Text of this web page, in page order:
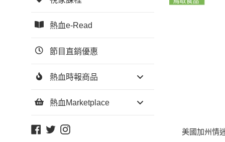
熱血e-Read
節目直銷優惠
熱血時報商品
熱血Marketplace
Facebook
TwitterInstagram 美國加州情